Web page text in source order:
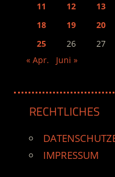
11
12 13
18
19 20
25
26 27
« Apr.
Juni »
RECHTLICHES
IMPRESSUM